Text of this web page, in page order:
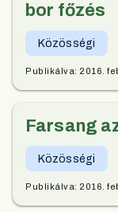
bor főzés
Közösségi
Publikálva: 2016.
Farsang
Közösségi
Publikálva: 2016.